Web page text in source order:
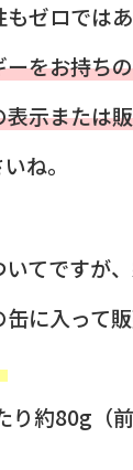
ゼロではあ
をお持ち
示または
ね。
てですが
に入って販
り約80g（